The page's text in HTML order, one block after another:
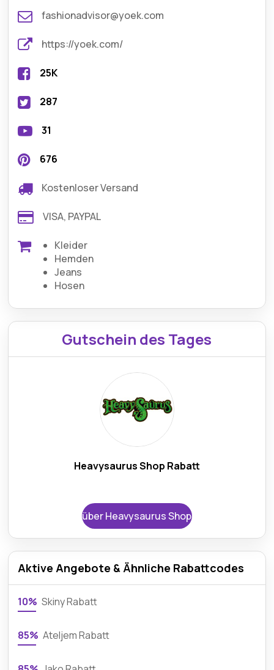
fashionadvisor@yoek.com
https://yoek.com/
25K
287
31
676
Kostenloser Versand
VISA, PAYPAL
Kleider
Hemden
Jeans
Hosen
Gutschein des Tages
Heavysaurus Shop Rabatt
über Heavysaurus Shop
Aktive Angebote & Ähnliche Rabattcodes
10% Skiny Rabatt
85% Ateljem Rabatt